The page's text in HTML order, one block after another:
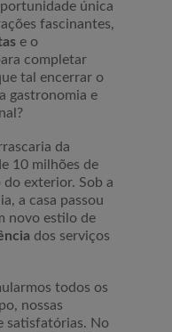
única
fascinantes,
e o
completar
tal encerrar o
gastronomia e
da
10 milhões de
do exterior. Sob a
a casa passou
novo estilo de
dos serviços
todos os
nossas
satisfatórias. No